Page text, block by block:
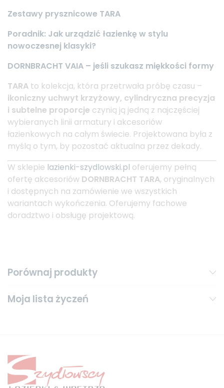
Zestawy prysznicowe TARA
Poradnik: Jak urządzić łazienkę w stylu
nowoczesnej klasyki?
DORNBRACHT VAIA – jeśli szukasz miękkości formy
TARA to kolekcja, która przetrwała próbę czasu –
ikoniczny uchwyt krzyżowy, cylindryczna precyzja
i subtelne proporcje czynią ją jedną z najczęściej
wybieranych linii armatury i akcesoriów
łazienkowych na całym świecie. Projektowana była z
myślą o tym, by pozostać aktualna przez dekady.
W sklepie lazienki-szydlowski.pl oferujemy pełną
ofertę akcesoriów DORNBRACHT TARA, oryginalnych
i dostępnych na zamówienie we wszystkich
wariantach wykończenia. Oferujemy fachowe
doradztwo i obsługę projektową.
Porównaj produkty
Moja lista życzeń